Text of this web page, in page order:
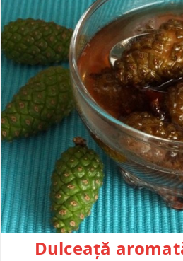
Dulceață